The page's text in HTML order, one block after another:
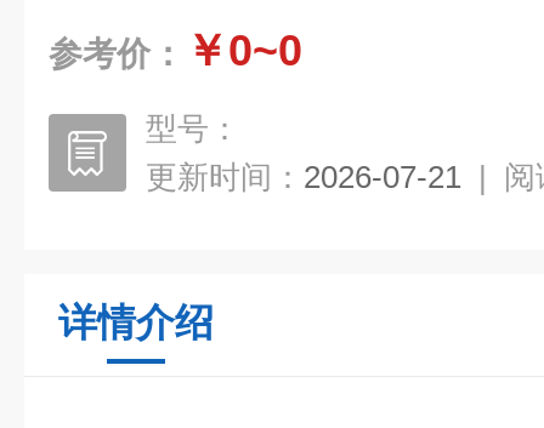
参考价： ￥0~0
型号：
更新时间： 2026-07-21 | 阅
详情介绍